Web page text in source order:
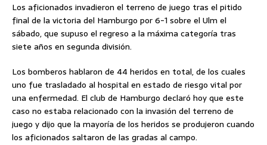
Los aficionados invadieron el terreno de juego tras el pitido
final de la victoria del Hamburgo por 6-1 sobre el Ulm el
sábado, que supuso el regreso a la máxima categoría tras
siete años en segunda división.
Los bomberos hablaron de 44 heridos en total, de los cuales
uno fue trasladado al hospital en estado de riesgo vital por
una enfermedad. El club de Hamburgo declaró hoy que este
caso no estaba relacionado con la invasión del terreno de
juego y dijo que la mayoría de los heridos se produjeron cuando
los aficionados saltaron de las gradas al campo.